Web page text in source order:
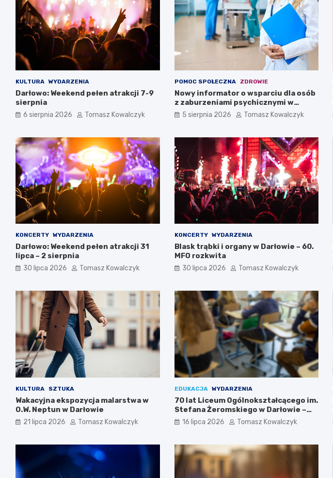
KULTURA WYDARZENIA
Darłowo: Weekend pełen atrakcji 7-9
sierpnia
6 sierpnia 2026 Tomasz Kowalczyk
POMOC SPOŁECZNA ZDROWIE
Nowy informator o wsparciu dla osób
z zaburzeniami psychicznymi w
Zachodniopomorskiem na 2026 rok
5 sierpnia 2026 Tomasz Kowalczyk
KONCERTY WYDARZENIA
Darłowo: Weekend pełen atrakcji 31
lipca – 2 sierpnia
30 lipca 2026 Tomasz Kowalczyk
KONCERTY WYDARZENIA
Blask trąbki i organy w Darłowie – 60.
MFO rozkwita
30 lipca 2026 Tomasz Kowalczyk
KULTURA SZTUKA
Wakacyjna ekspozycja malarstwa w
O.W. Neptun w Darłowie
21 lipca 2026 Tomasz Kowalczyk
EDUKACJA WYDARZENIA
70 lat Liceum Ogólnokształcącego im.
Stefana Żeromskiego w Darłowie –
Świętuj z nami!
16 lipca 2026 Tomasz Kowalczyk